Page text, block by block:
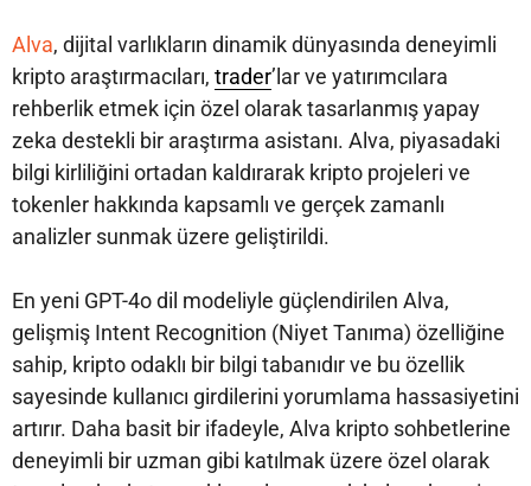
Alva, dijital varlıkların dinamik dünyasında deneyimli
kripto araştırmacıları, trader’lar ve yatırımcılara
rehberlik etmek için özel olarak tasarlanmış yapay
zeka destekli bir araştırma asistanı. Alva, piyasadaki
bilgi kirliliğini ortadan kaldırarak kripto projeleri ve
tokenler hakkında kapsamlı ve gerçek zamanlı
analizler sunmak üzere geliştirildi.
En yeni GPT-4o dil modeliyle güçlendirilen Alva,
gelişmiş Intent Recognition (Niyet Tanıma) özelliğine
sahip, kripto odaklı bir bilgi tabanıdır ve bu özellik
sayesinde kullanıcı girdilerini yorumlama hassasiyetini
artırır. Daha basit bir ifadeyle, Alva kripto sohbetlerine
deneyimli bir uzman gibi katılmak üzere özel olarak